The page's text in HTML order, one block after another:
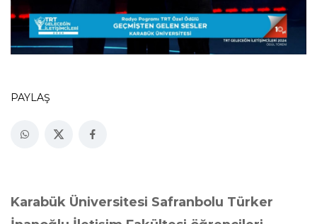
PAYLAŞ
Karabük Üniversitesi Safranbolu Türker